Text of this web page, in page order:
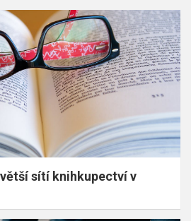
sítí knihkupectví v